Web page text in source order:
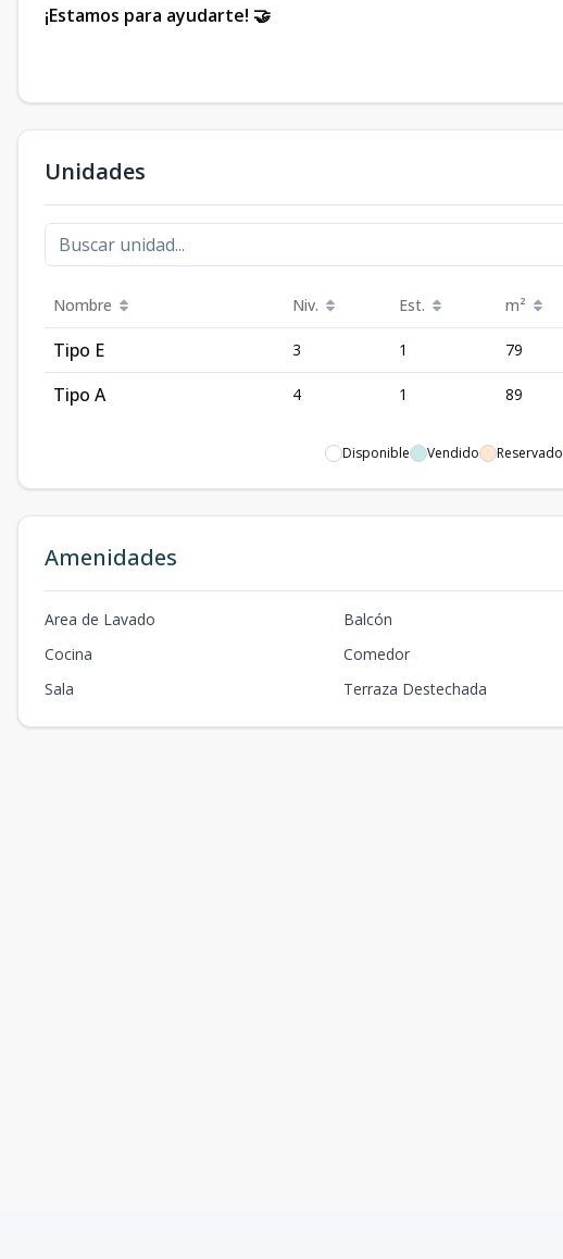
¡Estamos para ayudarte! 🤝
Unidades
Nombre Niv. Est. m²
Tipo E 3 1 79
Tipo A 4 1 89
Disponible Vendido Reservado
Amenidades
Area de Lavado Balcón
Cocina
Comedor
Sala
Terraza Destechada